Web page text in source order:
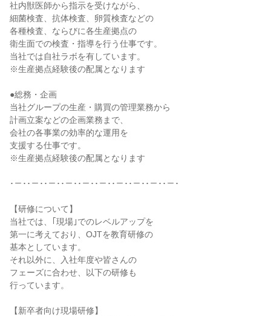
社内獣医師から指示を受けながら、
細菌検査、抗体検査、卵質検査などの
各種検査、ならびに各生産拠点の
衛生面での検査・指導を行う仕事です。
当社では自社ラボを有しています。
※生産拠点経験後の配属となります
●総務・企画
当社グループの生産・購買の管理業務から
計画立案などの企画業務まで、
会社の各事業の効率的な運用を
支援する仕事です。
※生産拠点経験後の配属となります
･－･･－･･－･･－･･－･･－･･－･･－･･－･･－･
【研修について】
当社では、｢現場｣でのレベルアップを
第一に考えており、OJTを教育研修の
基本としています。
それ以外に、入社年度や皆さんの
フェーズに合わせ、以下の研修も
行っています。
【新卒者向け現場研修】